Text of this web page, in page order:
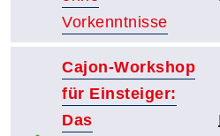
Vorkenntnisse
Cajon-Workshop
für Einsteiger:
Das